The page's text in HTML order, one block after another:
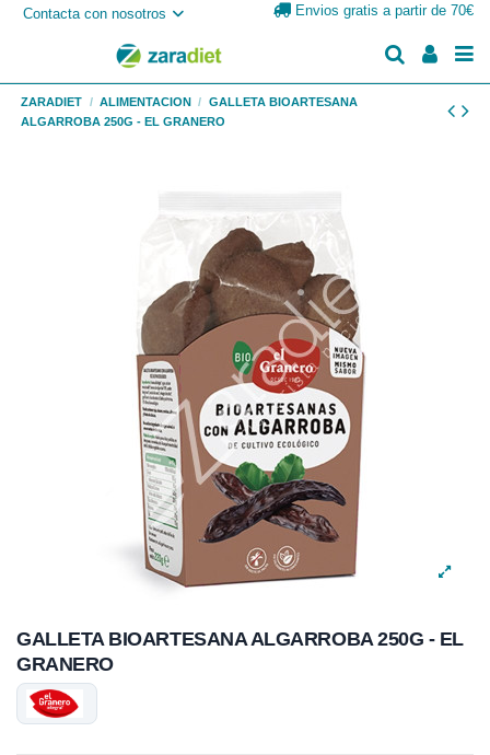
Contacta con nosotros Envios gratis a partir de 70€
ZARADIET ALIMENTACION
GALLETA BIOARTESANA
ALGARROBA 250G - EL GRANERO
GALLETA BIOARTESANA ALGARROBA 250G - EL
GRANERO